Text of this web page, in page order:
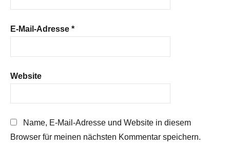
E-Mail-Adresse *
Website
Name, E-Mail-Adresse und Website in diesem
Browser für meinen nächsten Kommentar speichern.